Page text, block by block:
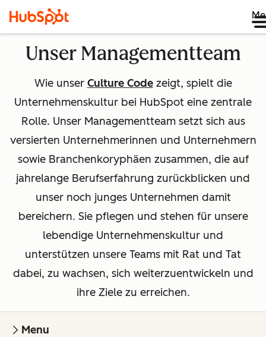
Unser Managementteam
Wie unser Culture Codezeigt, spielt die
Unternehmenskultur bei HubSpot eine zentrale
Rolle. Unser Managementteam setzt sich aus
versierten Unternehmerinnen und Unternehmern
sowie Branchenkoryphäen zusammen, die auf
jahrelange Berufserfahrung zurückblicken und
unser noch junges Unternehmen damit
bereichern. Sie pflegen und stehen für unsere
lebendige Unternehmenskultur und
unterstützen unsere Teams mit Rat und Tat
dabei, zu wachsen, sich weiterzuentwickeln und
ihre Ziele zu erreichen.
Menu